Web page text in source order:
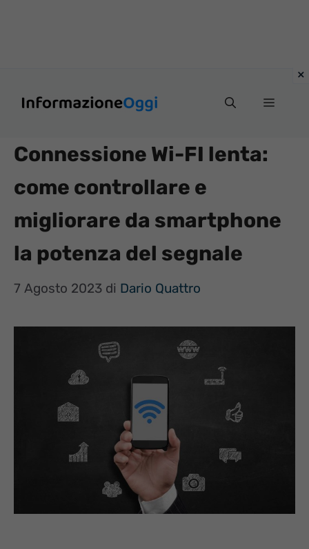
Menu
Connessione Wi-FI lenta:
come controllare e
migliorare da smartphone
la potenza del segnale
7 Agosto 2023 di Dario Quattro